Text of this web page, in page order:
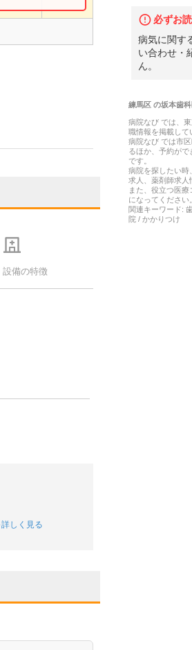
設備の特徴
詳しく見る
必ずお
病気に関す
い合わせ・
ん。
練馬区の坂本歯
病院なび では、
職情報を掲載して
病院なび では市
るほか、予約が
です。
病院を探したい時
求人、薬剤師求人
また、役立つ医
になってください。
関連キーワード:
院 / かかりつけ